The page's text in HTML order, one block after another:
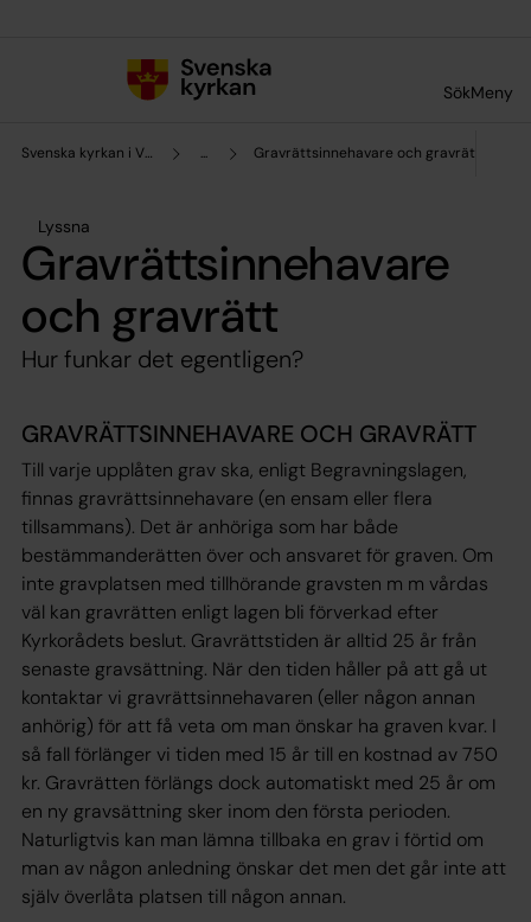
SökMeny
Svenska kyrkan i Vislanda och Blädinge ... Gravrättsinnehavare och gravrätt
Lyssna
Gravrättsinnehavare
och gravrätt
Hur funkar det egentligen?
GRAVRÄTTSINNEHAVARE OCH GRAVRÄTT
Till varje upplåten grav ska, enligt Begravningslagen,
finnas gravrättsinnehavare (en ensam eller flera
tillsammans). Det är anhöriga som har både
bestämmanderätten över och ansvaret för graven. Om
inte gravplatsen med tillhörande gravsten m m vårdas
väl kan gravrätten enligt lagen bli förverkad efter
Kyrkorådets beslut. Gravrättstiden är alltid 25 år från
senaste gravsättning. När den tiden håller på att gå ut
kontaktar vi gravrättsinnehavaren (eller någon annan
anhörig) för att få veta om man önskar ha graven kvar. I
så fall förlänger vi tiden med 15 år till en kostnad av 750
kr. Gravrätten förlängs dock automatiskt med 25 år om
en ny gravsättning sker inom den första perioden.
Naturligtvis kan man lämna tillbaka en grav i förtid om
man av någon anledning önskar det men det går inte att
själv överlåta platsen till någon annan.